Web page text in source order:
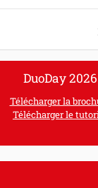
DuoDay 2026
Télécharger la
Télécharger le